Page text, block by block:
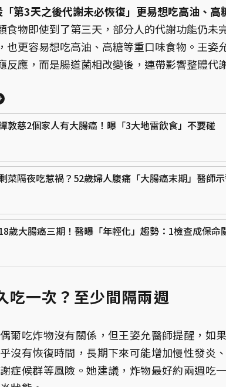
第3天之後代謝未必恢復」更易想吃高油、高
食物即使到了第三天，部分人的代謝功能仍未
也更容易想吃高油、高糖等重口味食物。王姿
反應，而是腸道菌相改變後，連帶影響整體代
敦慈2個家人有大腸癌！曝「3大地雷飲食」不要碰
菜隔夜吃惹禍？52歲婦人腹痛「大腸癌末期」醫師
歲大腸癌三期！醫曝「年輕化」趨勢：1檢查成保命
吃一次？至少間隔兩週
爾吃炸物沒有關係，但王姿允醫師提醒，如
沒有恢復時間，長期下來可能增加慢性發炎
症候群等風險。她建議，炸物最好約兩週吃